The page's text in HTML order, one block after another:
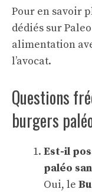
Pour en savoir
dédiés sur
alimentation
l’avocat.
Questions
burgers
Est-il
paléo
Oui, le